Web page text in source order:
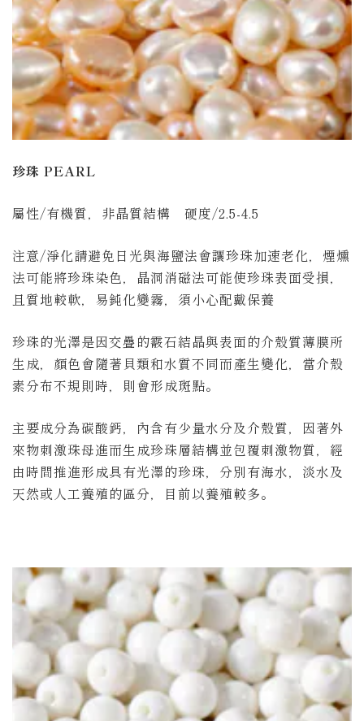
珍珠 PEARL
屬性/有機質，非晶質結構 硬度/2.5-4.5
注意/淨化請避免日光與海鹽法會讓珍珠加速老化，煙燻
法可能將珍珠染色，晶洞消磁法可能使珍珠表面受損，
且質地較軟，易鈍化變霧，須小心配戴保養
珍珠的光澤是因交疊的霰石結晶與表面的介殼質薄膜所
生成，顏色會隨著貝類和水質不同而產生變化，當介殼
素分布不規則時，則會形成斑點。
主要成分為碳酸鈣，內含有少量水分及介殼質，因著外
來物刺激珠母進而生成珍珠層結構並包覆刺激物質，經
由時間推進形成具有光澤的珍珠，分別有海水，淡水及
天然或人工養殖的區分，目前以養殖較多。